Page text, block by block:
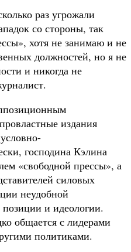
раз угрожали
со стороны, так
хотя не занимаю и не
должностей, но я не
и никогда не
издания
господина Кэлина
«свободной прессы», а
силовых
неудобной
и идеологии.
общается с лидерами
политиками.